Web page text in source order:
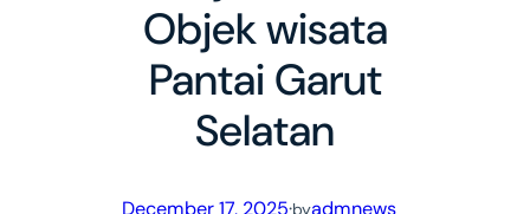
Objek wisata
Pantai Garut
Selatan
December 17, 2025·byadmnews_